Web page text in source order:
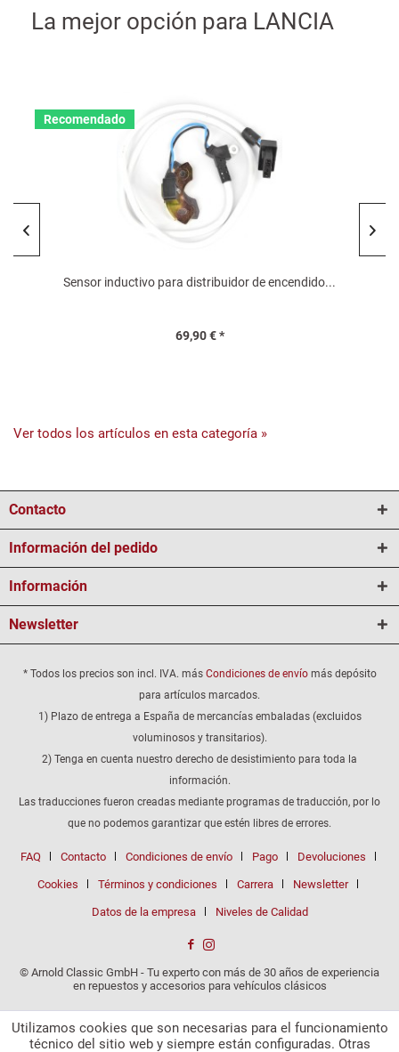
La mejor opción para LANCIA
Recomendado
Sensor inductivo para distribuidor de encendido...
69,90 € *
Ver todos los artículos en esta categoría »
Contacto
Información del pedido
Información
Newsletter
* Todos los precios son incl. IVA. más Condiciones de envíomás depósito
para artículos marcados.
1) Plazo de entrega a España de mercancías embaladas (excluidos
voluminosos y transitarios).
2) Tenga en cuenta nuestro derecho de desistimiento para toda la
información.
Las traducciones fueron creadas mediante programas de traducción, por lo
que no podemos garantizar que estén libres de errores.
FAQ Contacto Condiciones de envío Pago Devoluciones
Cookies Términos y condiciones Carrera Newsletter
Datos de la empresa Niveles de Calidad
© Arnold Classic GmbH - Tu experto con más de 30 años de experiencia
en repuestos y accesorios para vehículos clásicos
Utilizamos cookies que son necesarias para el funcionamiento
técnico del sitio web y siempre están configuradas. Otras